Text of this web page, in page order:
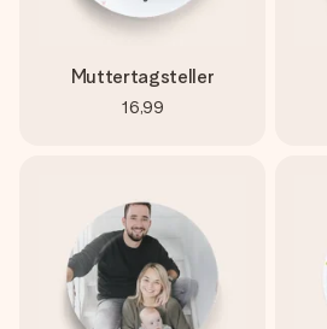
Muttertagsteller
16,99